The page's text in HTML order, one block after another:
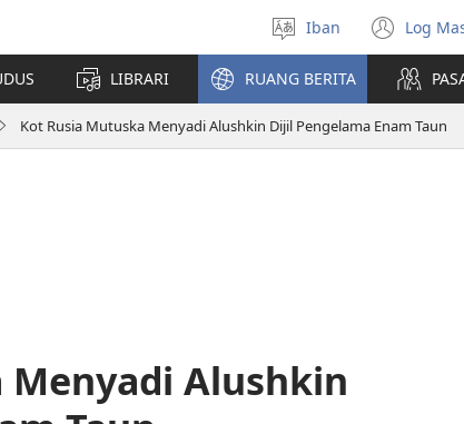
Pilih
bansa
jaku
Iban Log
new
LIBRARI RUANG BERITA
Kot Rusia Mutuska Menyadi Alushkin Dijil Pengelama Enam Taun
Menyadi Alushkin